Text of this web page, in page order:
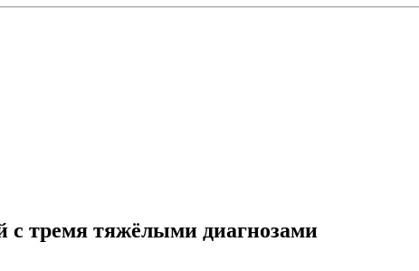
с тремя тяжёлыми диагнозами